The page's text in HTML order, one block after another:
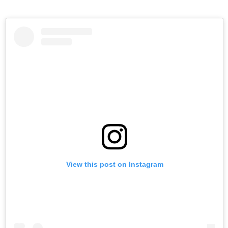
View this post on Instagram